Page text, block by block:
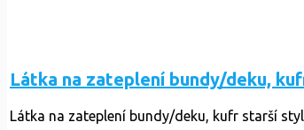
Látka na zateplení bundy/deku,
Látka na zateplení bundy/deku, kufr starší